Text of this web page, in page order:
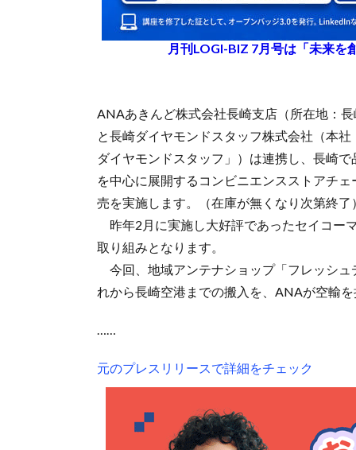
月刊LOGI-BIZ 7月号は「未来を
ANAあきんど株式会社長崎支店（所在地：
と長崎ダイヤモンドスタッフ株式会社（本
ダイヤモンドスタッフ」）は連携し、長崎
を中心に展開するコンビニエンスストアチ
売を実施します。（在庫が無くなり次第終了
昨年2月に実施し大好評であったセイコー
取り組みとなります。
今回、地域アンテナショップ「フレッシ
れから長崎空港までの搬入を、ANAが空輸
……
元のプレスリリースで詳細をチェック